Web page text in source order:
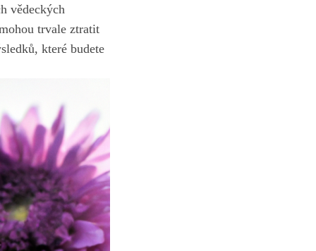
vědeckých
trvale ztratit
které ‍budete